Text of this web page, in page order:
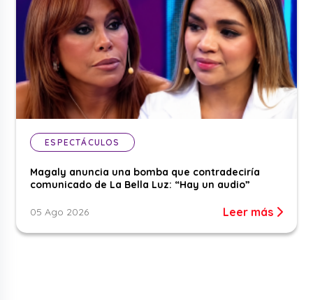
ESPECTÁCULOS
Magaly anuncia una bomba que contradeciría
comunicado de La Bella Luz: “Hay un audio”
05 Ago 2026 Leer más